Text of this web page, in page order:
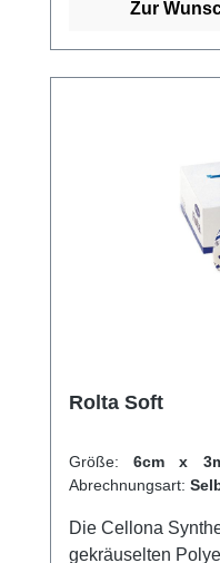
Zur
Rolta Soft
Größe: 6cm x
Abrechnungsart:
Die Cellona
gekräuselten